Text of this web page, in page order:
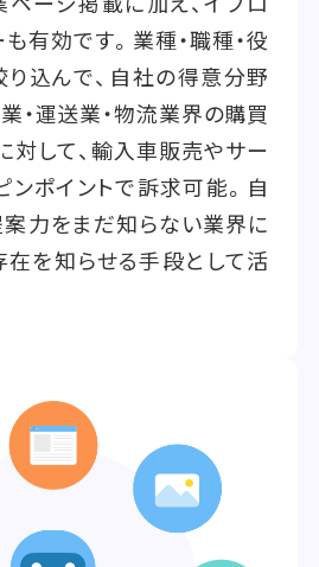
有効です。業種・職種・役
込んで、自社の得意分野
・運送業・物流業界の購買
対して、輸入車販売やサー
ンポイントで訴求可能。自
力をまだ知らない業界に
在を知らせる手段として活